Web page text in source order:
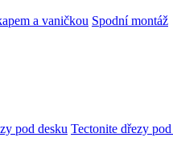
a vaničkou Spodní montáž
pod desku Tectonite dřezy pod